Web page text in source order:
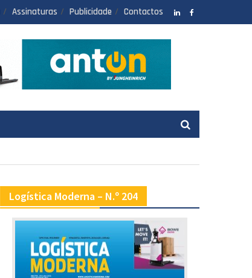
Assinaturas Publicidade Contactos
Logística Moderna – N.º 204